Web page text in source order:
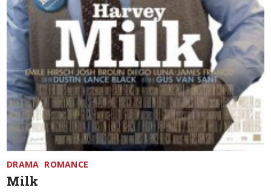
DRAMA ROMANCE
Milk